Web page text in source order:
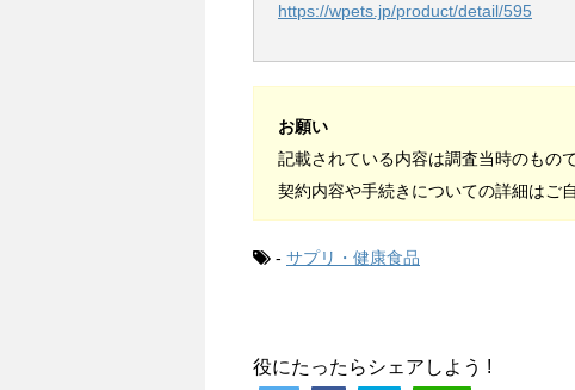
https://wpets.jp/product/detail/595
お願い
記載されている内容は調査当時のもの
契約内容や手続きについての詳細はご
- サプリ・健康食品
役にたったらシェアしよう !